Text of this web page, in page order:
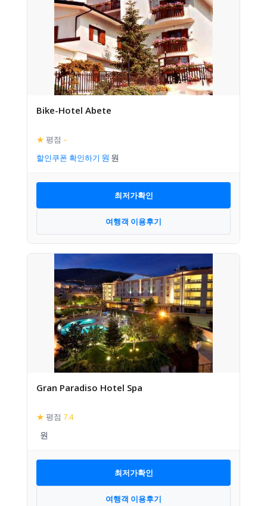
Bike-Hotel Abete
★ 평점 –
할인쿠폰 확인하기
최저가확인
여행객 이용후기
Gran Paradiso Hotel Spa
★ 평점 7.4
최저가확인
여행객 이용후기